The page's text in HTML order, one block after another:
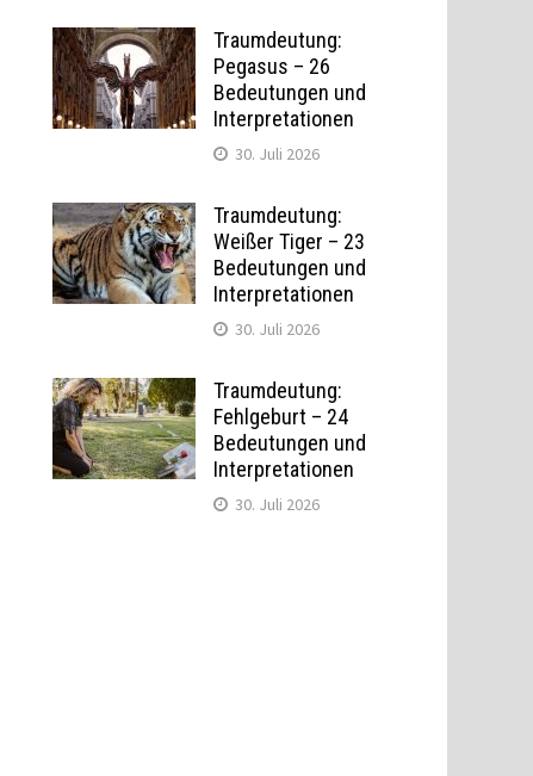
Traumdeutung:
Pegasus – 26
Bedeutungen und
Interpretationen
30. Juli 2026
Traumdeutung:
Weißer Tiger – 23
Bedeutungen und
Interpretationen
30. Juli 2026
Traumdeutung:
Fehlgeburt – 24
Bedeutungen und
Interpretationen
30. Juli 2026